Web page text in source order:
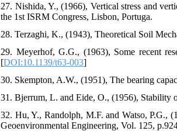
27. Nishida, Y., (1966), Vertical stress and
the 1st ISRM Congress, Lisbon, Portuga.
28. Terzaghi, K., (1943), Theoretical Soil
29. Meyerhof, G.G., (1963), Some recent
[DOI:10.1139/t63-003]
30. Skempton, A.W., (1951), The bearing
31. Bjerrum, L. and Eide, O., (1956), Stability
32. Hu, Y., Randolph, M.F. and Watso, P.G.,
Geoenvironmental Engineering, Vol. 125,